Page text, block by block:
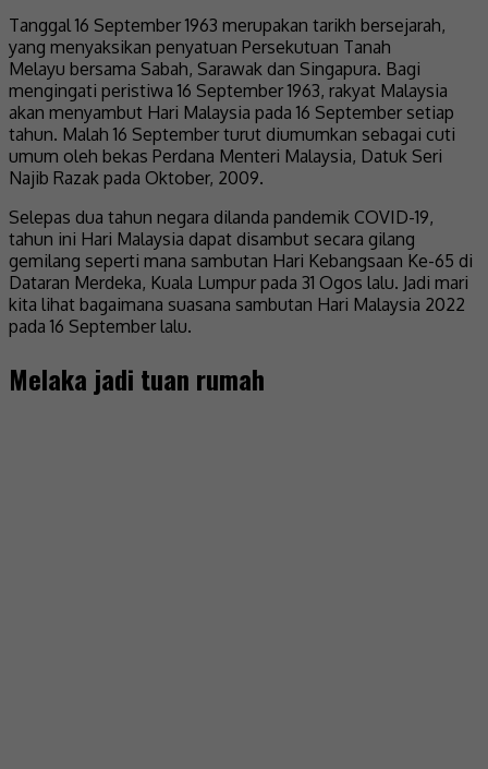
Tanggal 16 September 1963 merupakan tarikh bersejarah,
yang menyaksikan penyatuan Persekutuan Tanah
Melayu bersama Sabah, Sarawak dan Singapura. Bagi
mengingati peristiwa 16 September 1963, rakyat Malaysia
akan menyambut Hari Malaysia pada 16 September setiap
tahun. Malah 16 September turut diumumkan sebagai cuti
umum oleh bekas Perdana Menteri Malaysia, Datuk Seri
Najib Razak pada Oktober, 2009.
Selepas dua tahun negara dilanda pandemik COVID-19,
tahun ini Hari Malaysia dapat disambut secara gilang
gemilang seperti mana sambutan Hari Kebangsaan Ke-65 di
Dataran Merdeka, Kuala Lumpur pada 31 Ogos lalu. Jadi mari
kita lihat bagaimana suasana sambutan Hari Malaysia 2022
pada 16 September lalu.
Melaka jadi tuan rumah